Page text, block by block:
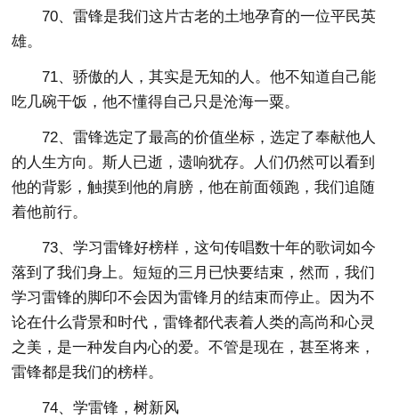
70、雷锋是我们这片古老的土地孕育的一位平民英
雄。
71、骄傲的人，其实是无知的人。他不知道自己能
吃几碗干饭，他不懂得自己只是沧海一粟。
72、雷锋选定了最高的价值坐标，选定了奉献他人
的人生方向。斯人已逝，遗响犹存。人们仍然可以看到
他的背影，触摸到他的肩膀，他在前面领跑，我们追随
着他前行。
73、学习雷锋好榜样，这句传唱数十年的歌词如今
落到了我们身上。短短的三月已快要结束，然而，我们
学习雷锋的脚印不会因为雷锋月的结束而停止。因为不
论在什么背景和时代，雷锋都代表着人类的高尚和心灵
之美，是一种发自内心的爱。不管是现在，甚至将来，
雷锋都是我们的榜样。
74、学雷锋，树新风